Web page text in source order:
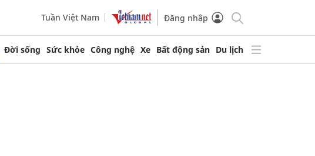
Tuần Việt Nam Đăng nhập
Đời sống Sức khỏe Công nghệ Xe Bất động sản Du lịch